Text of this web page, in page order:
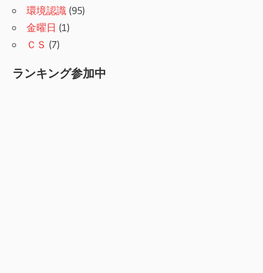
環境認識 (95)
金曜日 (1)
ＣＳ (7)
ランキング参加中